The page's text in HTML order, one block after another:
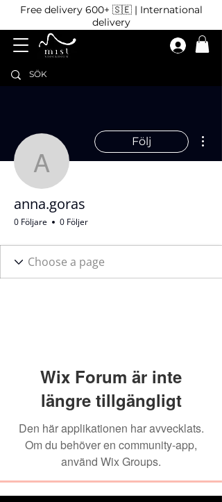
Free delivery 600+ 🇸🇪 | International
delivery
anna.goras
Följ
anna.goras
0 Följare 0 Följer
Wix Forum är inte
längre tillgängligt
Den här applikationen har avvecklats.
Om du behöver en community-app,
använd Wix Groups.